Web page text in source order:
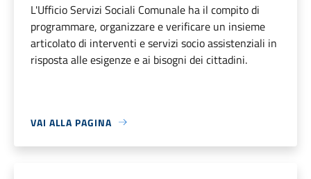
L'Ufficio Servizi Sociali Comunale ha il compito di
programmare, organizzare e verificare un insieme
articolato di interventi e servizi socio assistenziali in
risposta alle esigenze e ai bisogni dei cittadini.
VAI ALLA PAGINA